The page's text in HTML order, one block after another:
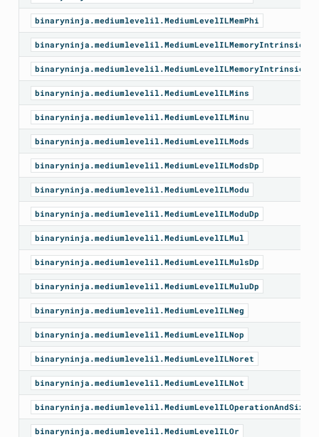
binaryninja.mediumlevelil.MediumLevelILMemPhi
binaryninja.mediumlevelil.MediumLevelILMemoryIntrinsicSsa
binaryninja.mediumlevelil.MediumLevelILMins
binaryninja.mediumlevelil.MediumLevelILMinu
binaryninja.mediumlevelil.MediumLevelILMods
binaryninja.mediumlevelil.MediumLevelILModsDp
binaryninja.mediumlevelil.MediumLevelILModu
binaryninja.mediumlevelil.MediumLevelILModuDp
binaryninja.mediumlevelil.MediumLevelILMul
binaryninja.mediumlevelil.MediumLevelILMulsDp
binaryninja.mediumlevelil.MediumLevelILMuluDp
binaryninja.mediumlevelil.MediumLevelILNeg
binaryninja.mediumlevelil.MediumLevelILNop
binaryninja.mediumlevelil.MediumLevelILNoret
binaryninja.mediumlevelil.MediumLevelILNot
binaryninja.mediumlevelil.MediumLevelILOperationAndSize
binaryninja.mediumlevelil.MediumLevelILOr